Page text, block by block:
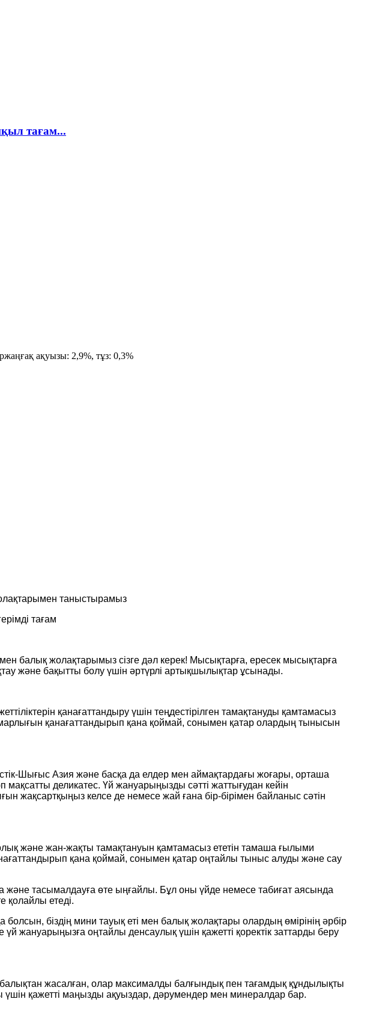
тағам...
ақуызы: 2,9%, тұз: 0,3%
таныстырамыз
тағам
балық жолақтарымыз сізге дәл керек! Мысықтарға, ересек мысықтарға
және бақытты болу үшін әртүрлі артықшылықтар ұсынады.
қанағаттандыру үшін теңдестірілген тамақтануды қамтамасыз
қанағаттандырып қана қоймай, сонымен қатар олардың тынысын
Шығыс Азия және басқа да елдер мен аймақтардағы жоғары, орташа
деликатес. Үй жануарыңызды сәтті жаттығудан кейін
жақсартқыңыз келсе де немесе жай ғана бір-бірімен байланыс сәтін
және жан-жақты тамақтануын қамтамасыз ететін тамаша ғылыми
қана қоймай, сонымен қатар оңтайлы тыныс алуды және сау
тасымалдауға өте ыңғайлы. Бұл оны үйде немесе табиғат аясында
қолайлы етеді.
біздің мини тауық еті мен балық жолақтары олардың өмірінің әрбір
жануарыңызға оңтайлы денсаулық үшін қажетті қоректік заттарды беру
жасалған, олар максималды балғындық пен тағамдық құндылықты
қажетті маңызды ақуыздар, дәрумендер мен минералдар бар.